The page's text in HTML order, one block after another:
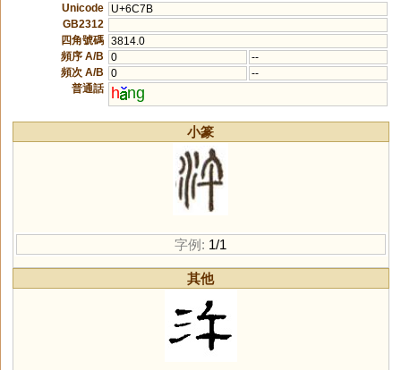
Unicode
U+6C7B
GB2312
四角號碼 3814.0
頻序 A/B
0
--
頻次 A/B
0
--
普通話
h ng
小篆
字例: 1/1
其他